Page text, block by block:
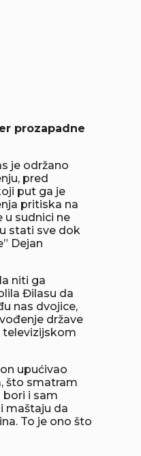
prozapadne
je održano
pred
put ga je
pritiska na
u sudnici ne
stati sve dok
Dejan
niti ga
Đilasu da
nas dvojice,
države
televizijskom
upućivao
što smatram
bori i sam
maštaju da
To je ono što